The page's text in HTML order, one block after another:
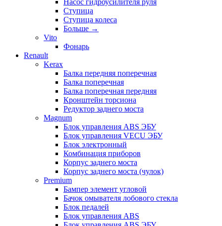
Насос гидроусилителя руля
Ступица
Ступица колеса
Больше →
Vito
Фонарь
Renault
Kerax
Балка передняя поперечная
Балка поперечная
Балка поперечная передняя
Кронштейн торсиона
Редуктор заднего моста
Magnum
Блок управления ABS ЭБУ
Блок управления VECU ЭБУ
Блок электронный
Комбинация приборов
Корпус заднего моста
Корпус заднего моста (чулок)
Premium
Бампер элемент угловой
Бачок омывателя лобового стекла
Блок педалей
Блок управления ABS